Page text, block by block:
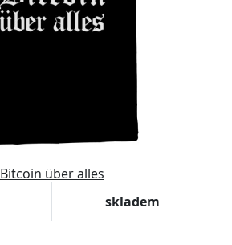
Bitcoin über alles
skladem